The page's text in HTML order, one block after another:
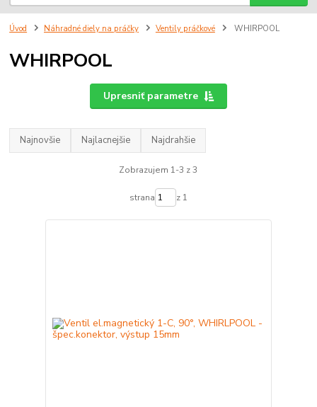
Úvod Náhradné diely na práčky Ventily práčkové WHIRPOOL
WHIRPOOL
Upresniť parametre
Najnovšie Najlacnejšie Najdrahšie
Zobrazujem 1-3 z 3
strana z 1